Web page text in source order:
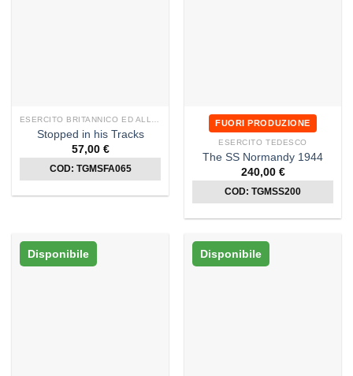
Stopped in his Tracks
57,00 €
COD: TGMSFA065
FUORI PRODUZIONE
ESERCITO TEDESCO
The SS Normandy 1944
240,00 €
COD: TGMSS200
Disponibile Disponibile